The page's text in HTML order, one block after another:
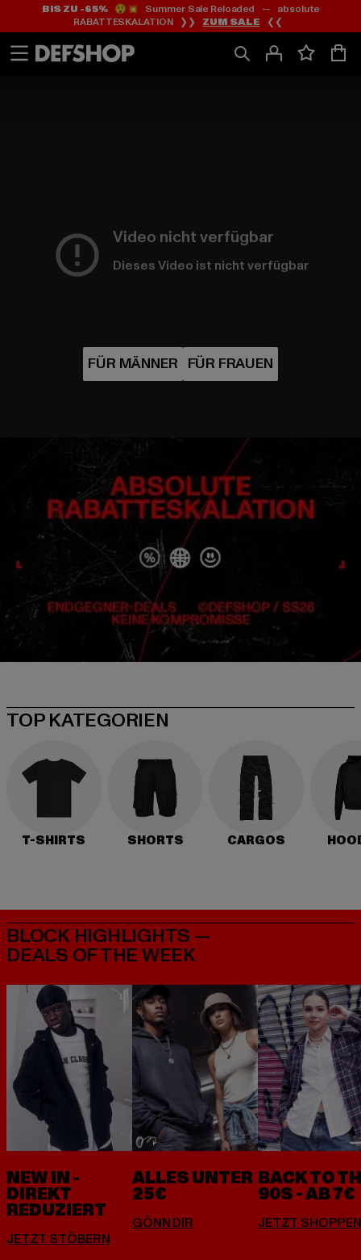
Zum
Inhalt
springen
Zum
Fußzeile
springen
BIS ZU -65%😲💥 Summer Sale Reloaded — absolute
RABATTESKALATION ❯❯ ZUM SALE ❮❮
Video nicht verfügbar
Dieses Video ist nicht verfügbar
TOP KATEGORIEN
T-SHIRTS SHORTS CARGOS
BLOCK HIGHLIGHTS —
DEALS OF THE WEEK
NEW IN -
DIREKT
REDUZIERT
ALLES UNTER
25€
BACK TO
90S - AB 7€